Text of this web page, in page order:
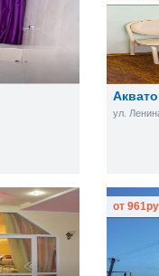
ул.
от 961